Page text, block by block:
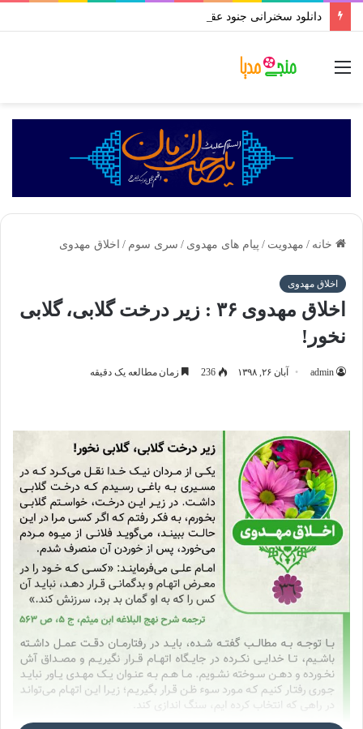
خانه / مهدویت / پیام های مهدوی / سری سوم / اخلاق مهدوی
اخلاق مهدوی
اخلاق مهدوی ۳۶ : زیر درخت گلابی، گلابی
نخور!
admin آبان ۲۶, ۱۳۹۸ 237 زمان مطالعه یک دقیقه